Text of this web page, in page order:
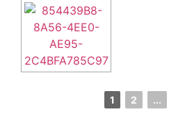
1 2 ...